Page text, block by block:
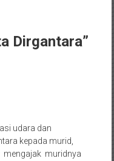
Dirgantara”
udara dan
kepada murid,
mengajak muridnya